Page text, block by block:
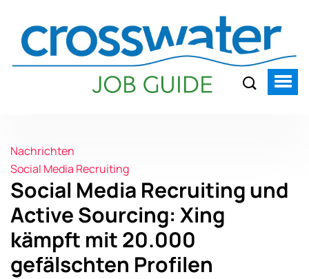
Nachrichten
Social Media Recruiting
Social Media Recruiting und
Active Sourcing: Xing
kämpft mit 20.000
gefälschten Profilen